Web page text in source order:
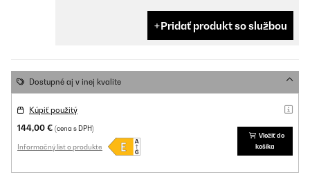
Pridať produkt so službou
Dostupné aj v inej kvalite
Kúpiť použitý
144,00 € (cena s DPH)
Informačný list o produkte
Vložiť do
košíka